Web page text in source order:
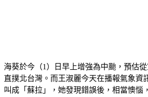
海葵於今（1）日早上增強為中颱，預估從
直撲北台灣。而王淑麗今天在播報氣象資
叫成「蘇拉」，她發現錯誤後，相當懊惱